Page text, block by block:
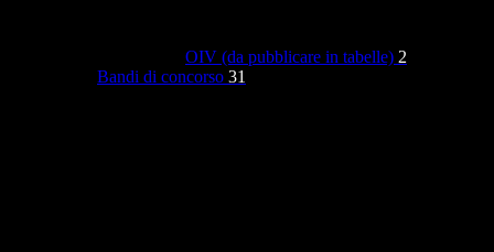
OIV (da pubblicare in tabelle) 2
Bandi di concorso 31